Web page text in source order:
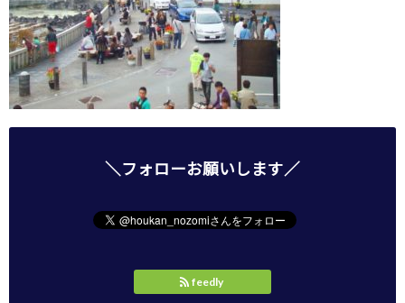
＼フォローお願いします／
feedly